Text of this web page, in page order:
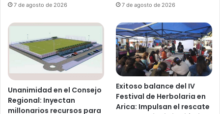
7 de agosto de 2026 7 de agosto de 2026
Unanimidad en el Consejo
Regional: Inyectan
millonarios recursos para
Exitoso balance del IV
Festival de Herbolaria en
Arica: Impulsan el rescate